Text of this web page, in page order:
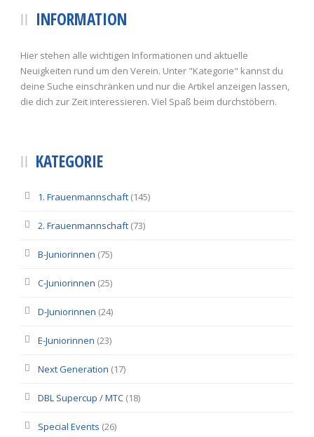
INFORMATION
Hier stehen alle wichtigen Informationen und aktuelle
Neuigkeiten rund um den Verein. Unter "Kategorie" kannst du
deine Suche einschränken und nur die Artikel anzeigen lassen,
die dich zur Zeit interessieren. Viel Spaß beim durchstöbern.
KATEGORIE
1. Frauenmannschaft (145)
2. Frauenmannschaft (73)
B-Juniorinnen (75)
C-Juniorinnen (25)
D-Juniorinnen (24)
E-Juniorinnen (23)
Next Generation (17)
DBL Supercup / MTC (18)
Special Events (26)